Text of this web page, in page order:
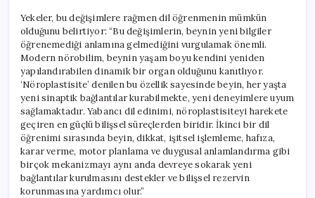
Yekeler, bu değişimlere rağmen dil öğrenmenin mümkün
olduğunu belirtiyor: “Bu değişimlerin, beynin yeni bilgiler
öğrenemediği anlamına gelmediğini vurgulamak önemli.
Modern nörobilim, beynin yaşam boyu kendini yeniden
yapılandırabilen dinamik bir organ olduğunu kanıtlıyor.
‘Nöroplastisite’ denilen bu özellik sayesinde beyin, her yaşta
yeni sinaptik bağlantılar kurabilmekte, yeni deneyimlere uyum
sağlamaktadır. Yabancı dil edinimi, nöroplastisiteyi harekete
geçiren en güçlü bilişsel süreçlerden biridir. İkinci bir dil
öğrenimi sırasında beyin, dikkat, işitsel işlemleme, hafıza,
karar verme, motor planlama ve duygusal anlamlandırma gibi
birçok mekanizmayı aynı anda devreye sokarak yeni
bağlantılar kurulmasını destekler ve bilişsel rezervin
korunmasına yardımcı olur.”